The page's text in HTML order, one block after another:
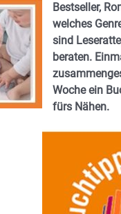
Bestseller,
welches
sind
beraten.
Woche ein
fürs Nähen.